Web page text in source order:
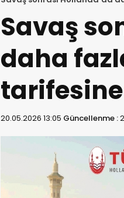
Savaş
daha
20.05.2026 13:05 Güncellenme :